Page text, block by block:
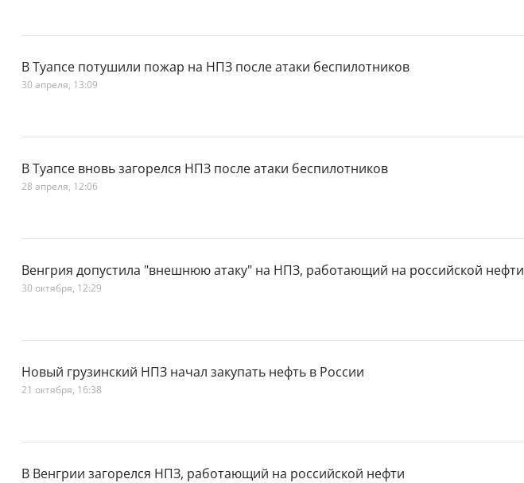
В Туапсе потушили пожар на НПЗ после атаки беспилотников
30 апреля, 13:09
В Туапсе вновь загорелся НПЗ после атаки беспилотников
28 апреля, 12:06
Венгрия допустила "внешнюю атаку" на НПЗ, работающий на российской нефти
30 октября, 12:29
Новый грузинский НПЗ начал закупать нефть в России
21 октября, 16:38
В Венгрии загорелся НПЗ, работающий на российской нефти